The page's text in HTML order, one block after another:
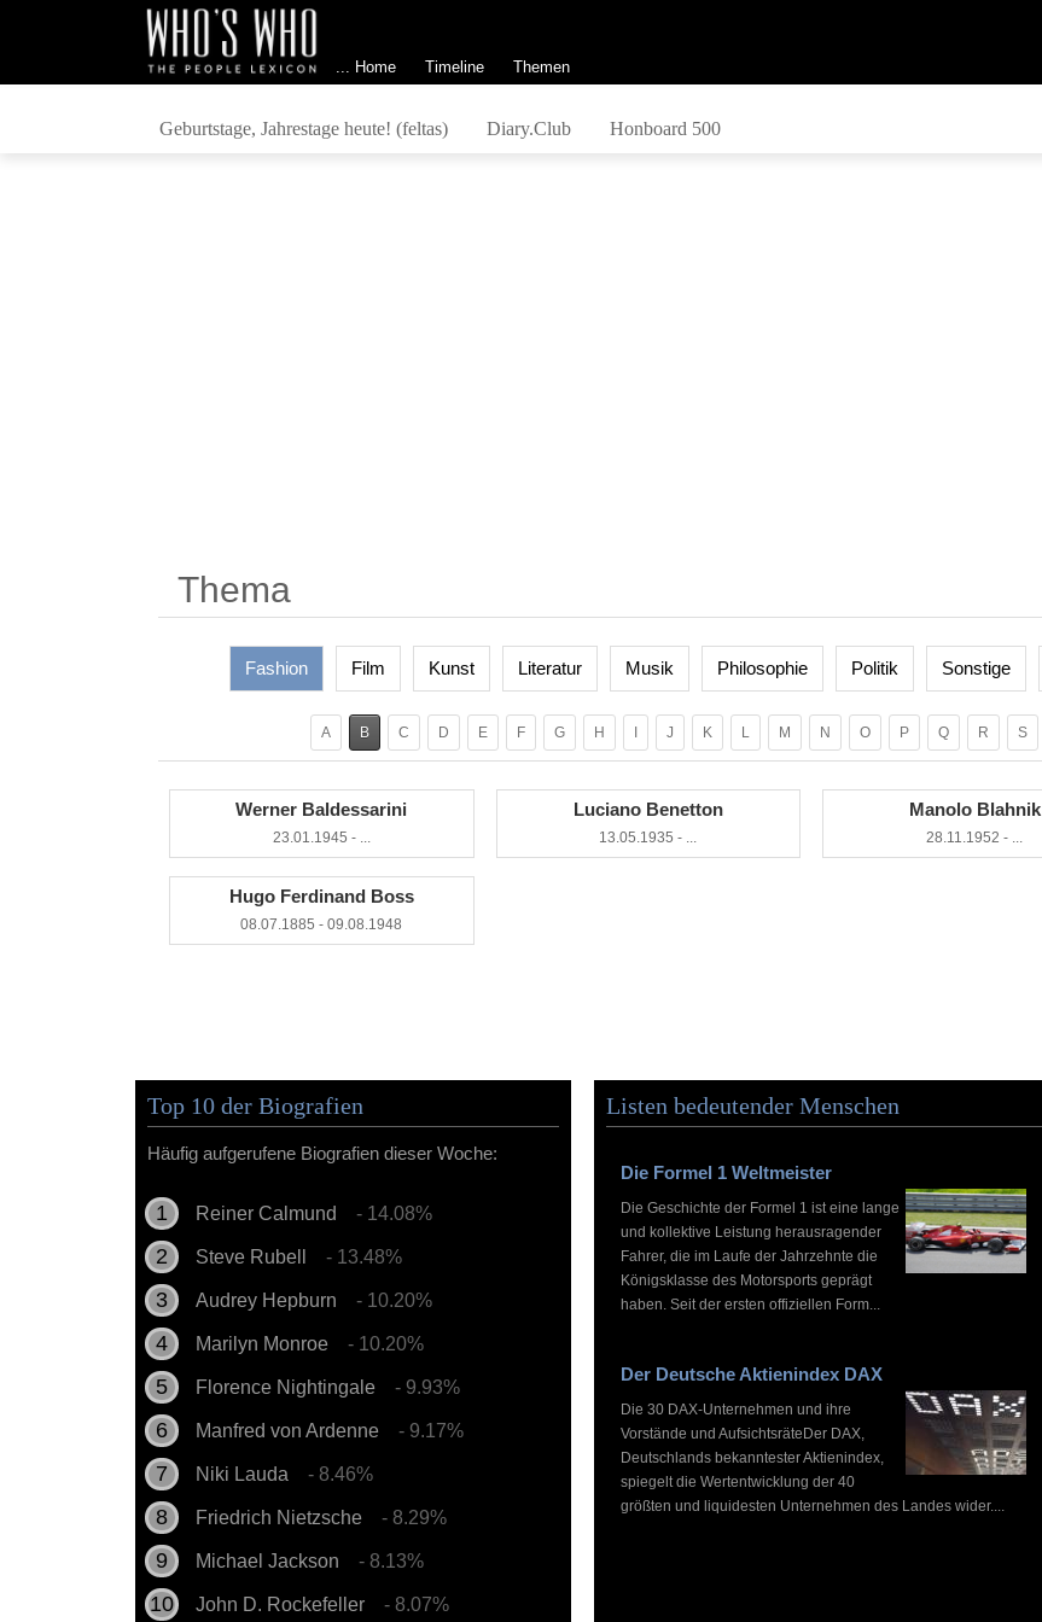
... Home Timeline Themen
Geburtstage, Jahrestage heute! (feltas) Diary.Club Honboard 500
Thema
Fashion Film Kunst Literatur Musik Philosophie Politik Sonstige
A B C D E F G H J K L M N O P Q R S
Werner Baldessarini
23.01.1945 - ...
Luciano Benetton
13.05.1935 - ...
Manolo Blahnik
28.11.1952 - ...
Hugo Ferdinand Boss
08.07.1885 - 09.08.1948
Top 10 der Biografien
Häufig aufgerufene Biografien dieser Woche:
Reiner Calmund - 14.08%
Steve Rubell - 13.48%
Audrey Hepburn - 10.20%
Marilyn Monroe - 10.20%
Florence Nightingale - 9.93%
Manfred von Ardenne - 9.17%
Niki Lauda - 8.46%
Friedrich Nietzsche - 8.29%
Michael Jackson - 8.13%
John D. Rockefeller - 8.07%
Listen bedeutender Menschen
Die Formel 1 Weltmeister
Die Geschichte der Formel 1 ist eine lange
und kollektive Leistung herausragender
Fahrer, die im Laufe der Jahrzehnte die
Königsklasse des Motorsports geprägt
haben. Seit der ersten offiziellen Form...
Der Deutsche Aktienindex DAX
Die 30 DAX-Unternehmen und ihre
Vorstände und AufsichtsräteDer DAX,
Deutschlands bekanntester Aktienindex,
spiegelt die Wertentwicklung der 40
größten und liquidesten Unternehmen des Landes wider....